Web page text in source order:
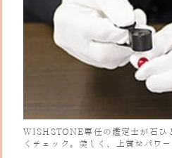
WISHSTONE専任の鑑定士が石ひ
くチェック。美しく、上質なパワ